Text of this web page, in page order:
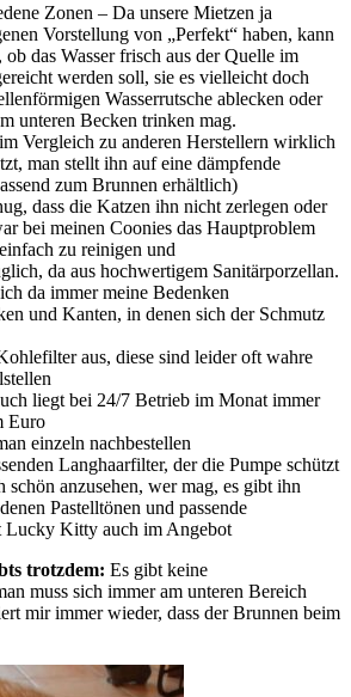
Zonen – Da unsere Mietzen ja
Vorstellung von „Perfekt“ haben, kann
ob das Wasser frisch aus der Quelle im
werden soll, sie es vielleicht doch
Wasserrutsche ablecken oder
unteren Becken trinken mag.
Vergleich zu anderen Herstellern wirklich
man stellt ihn auf eine dämpfende
zum Brunnen erhältlich)
dass die Katzen ihn nicht zerlegen oder
bei meinen Coonies das Hauptproblem
zu reinigen und
da aus hochwertigem Sanitärporzellan.
da immer meine Bedenken
und Kanten, in denen sich der Schmutz
aus, diese sind leider oft wahre
liegt bei 24/7 Betrieb im Monat immer
Euro
einzeln nachbestellen
Langhaarfilter, der die Pumpe schützt
schön anzusehen, wer mag, es gibt ihn
Pastelltönen und passende
Lucky Kitty auch im Angebot
trotzdem: Es gibt keine
muss sich immer am unteren Bereich
mir immer wieder, dass der Brunnen beim